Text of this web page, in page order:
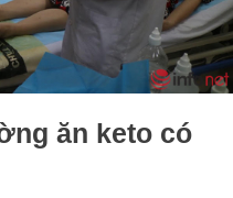
ăn keto có